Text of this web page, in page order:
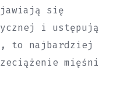
się
i ustępują
to najbardziej
mięśni